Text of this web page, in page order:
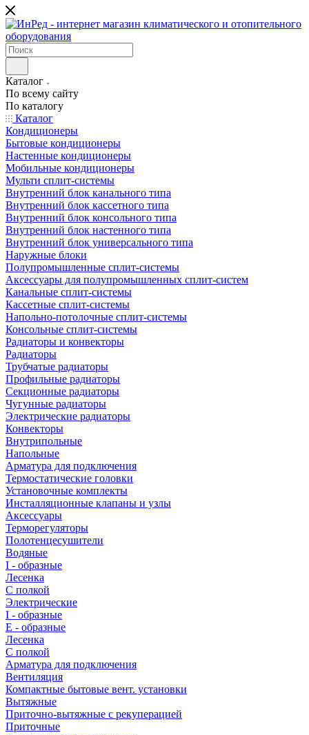
Каталог
По всему сайту
По каталогу
Каталог
Кондиционеры
Бытовые кондиционеры
Настенные кондиционеры
Мобильные кондиционеры
Мульти сплит-системы
Внутренний блок канального типа
Внутренний блок кассетного типа
Внутренний блок консольного типа
Внутренний блок настенного типа
Внутренний блок универсального типа
Наружные блоки
Полупромышленные сплит-системы
Аксессуары для полупромышленных сплит-систем
Канальные сплит-системы
Кассетные сплит-системы
Напольно-потолочные сплит-системы
Консольные сплит-системы
Радиаторы и конвекторы
Радиаторы
Трубчатые радиаторы
Профильные радиаторы
Секционные радиаторы
Чугунные радиаторы
Электрические радиаторы
Конвекторы
Внутрипольные
Напольные
Арматура для подключения
Термостатические головки
Установочные комплекты
Инсталляционные клапаны и узлы
Аксессуары
Терморегуляторы
Полотенцесушители
Водяные
I - образные
Лесенка
С полкой
Электрические
I - образные
E - образные
Лесенка
С полкой
Арматура для подключения
Вентиляция
Компактные бытовые вент. установки
Вытяжные
Приточно-вытяжные с рекуперацией
Приточные